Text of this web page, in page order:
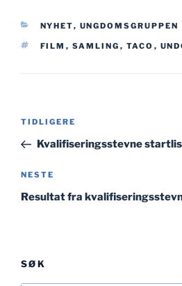
KATEGORIER
NYHET, UNGDOMSGRUPPEN
STIKKORD
FILM , SAMLING , TACO ,
Innleggsnavigasjon
Forrige
innlegg
TIDLIGERE
Kvalifiseringsstevne
Neste
innlegg
NESTE
Resultat fra
SØK